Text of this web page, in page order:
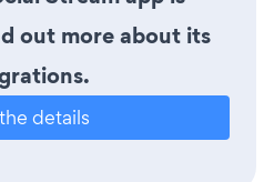
out more about its
details